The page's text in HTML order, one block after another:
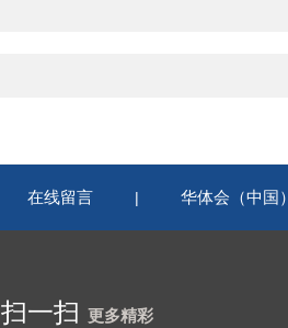
在线留言 | 华体会（中国）
扫一扫 更多精彩